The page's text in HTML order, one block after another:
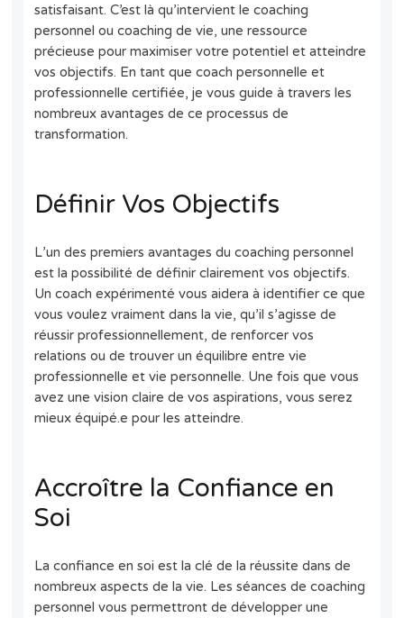
satisfaisant. C’est là qu’intervient le coaching
personnel ou coaching de vie, une ressource
précieuse pour maximiser votre potentiel et atteindre
vos objectifs. En tant que coach personnelle et
professionnelle certifiée, je vous guide à travers les
nombreux avantages de ce processus de
transformation.
Définir Vos Objectifs
L’un des premiers avantages du coaching personnel
est la possibilité de définir clairement vos objectifs.
Un coach expérimenté vous aidera à identifier ce que
vous voulez vraiment dans la vie, qu’il s’agisse de
réussir professionnellement, de renforcer vos
relations ou de trouver un équilibre entre vie
professionnelle et vie personnelle. Une fois que vous
avez une vision claire de vos aspirations, vous serez
mieux équipé.e pour les atteindre.
Accroître la Confiance en
Soi
La confiance en soi est la clé de la réussite dans de
nombreux aspects de la vie. Les séances de coaching
personnel vous permettront de développer une